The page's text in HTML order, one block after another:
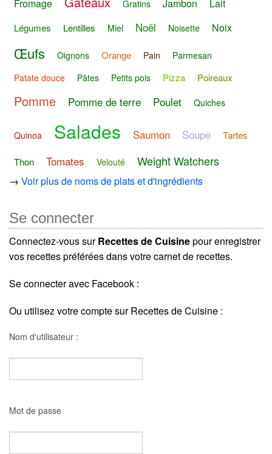
Fromage Gratins Jambon Lait
Légumes Lentilles Miel Noël Noisette Noix
Œufs Oignons Orange Pain
Parmesan
Patate douce
Pâtes Petits pois Pizza Poireaux
Pomme Pomme de terre Poulet Quiches
Quinoa Salades Saumon Soupe Tartes
Thon Tomates Velouté Weight Watchers
→ Voir plus de noms de plats et d'ingrédients
Se connecter
Connectez-vous surRecettes de Cuisinepour enregistrer
vos recettes préférées dans votre carnet de recettes.
Se connecter avec Facebook :
Ou utilisez votre compte sur Recettes de Cuisine :
Nom d'utilisateur :
Mot de passe